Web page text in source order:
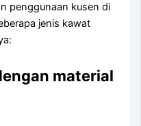
penggunaan kusen di
jenis kawat
material